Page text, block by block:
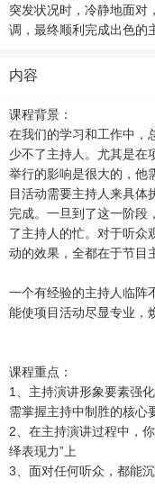
突发状况时，冷静地面对
调，最终顺利完成出色的
内容
课程背景：
在我们的学习和工作中，
少不了主持人。尤其是在
举行的影响是很大的，他
目活动需要主持人来具体
完成。一旦到了这一阶段
了主持人的忙。对于听众
动的效果，全都在于节目
一个有经验的主持人临阵
能使项目活动尽显专业，
课程重点：
1、主持演讲形象要素强
需掌握主持中制胜的核心
2、在主持演讲过程中，
绎表现力”上
3、面对任何听众，都能